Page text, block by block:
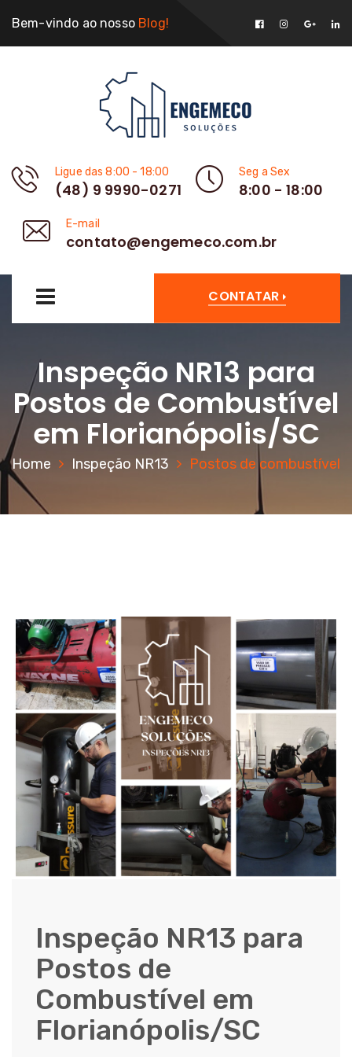
Bem-vindo ao nosso Blog!
Ligue das 8:00 - 18:00
(48) 9 9990-0271
Seg a Sex
8:00 - 18:00
E-mail
contato@engemeco.com.br
CONTATAR
Inspeção NR13 para
Postos de Combustível
em Florianópolis/SC
Home Inspeção NR13 Postos de combustível
Inspeção NR13 para
Postos de
Combustível em
Florianópolis/SC